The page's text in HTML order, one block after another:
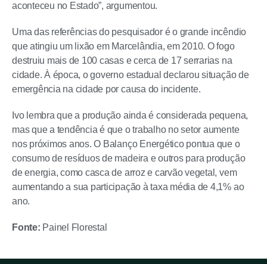
aconteceu no Estado”, argumentou.
Uma das referências do pesquisador é o grande incêndio
que atingiu um lixão em Marcelândia, em 2010. O fogo
destruiu mais de 100 casas e cerca de 17 serrarias na
cidade. À época, o governo estadual declarou situação de
emergência na cidade por causa do incidente.
Ivo lembra que a produção ainda é considerada pequena,
mas que a tendência é que o trabalho no setor aumente
nos próximos anos. O Balanço Energético pontua que o
consumo de resíduos de madeira e outros para produção
de energia, como casca de arroz e carvão vegetal, vem
aumentando a sua participação à taxa média de 4,1% ao
ano.
Fonte: Painel Florestal